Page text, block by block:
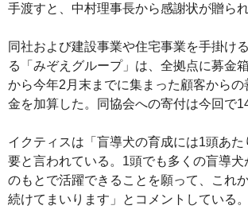
手渡すと、中村理事長から感謝状が贈られ
同社および建設事業や住宅事業を手掛け
る「みぞえグループ」は、全拠点に募金
から今年2月末までに集まった顧客からの
金を加算した。同協会への寄付は今回で
イクティスは「盲導犬の育成には1頭あ
要と言われている。1頭でも多くの盲導犬
のもとで活躍できることを願って、これ
続けてまいります」とコメントしている。